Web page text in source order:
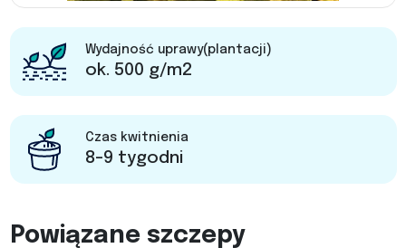
Wydajność uprawy(plantacji)
ok. 500 g/m2
Czas kwitnienia
8-9 tygodni
Powiązane szczepy